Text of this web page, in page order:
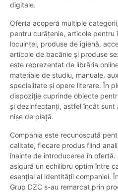
digitale.
Oferta acoperă multiple
pentru curățenie, articole pentru
locuinței, produse de igienă,
articole de bacănie și produse
este reprezentat de librăria
materiale de studiu, manuale,
specialitate și opere literare. În
dispoziție cuprinde obiecte
și dezinfectanți, astfel încât sunt
nișe de piață.
Compania este recunoscută
calitate, fiecare produs fiind
înainte de introducerea în
asigură un echilibru optim între
esențial al identității companiei.
Grup DZC s-au remarcat prin